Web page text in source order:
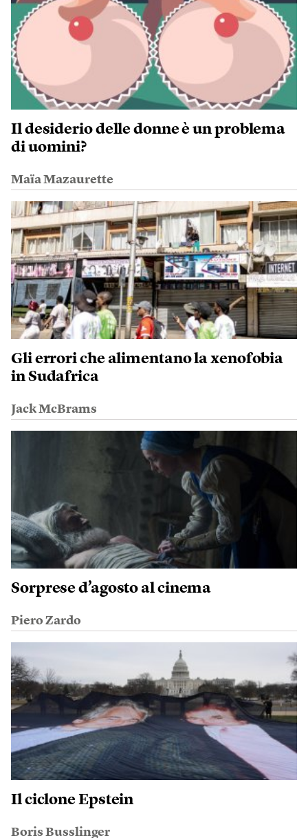
Il desiderio delle donne è un problema
di uomini?
Maïa Mazaurette
Gli errori che alimentano la xenofobia
in Sudafrica
Jack McBrams
Sorprese d’agosto al cinema
Piero Zardo
Il ciclone Epstein
Boris Busslinger